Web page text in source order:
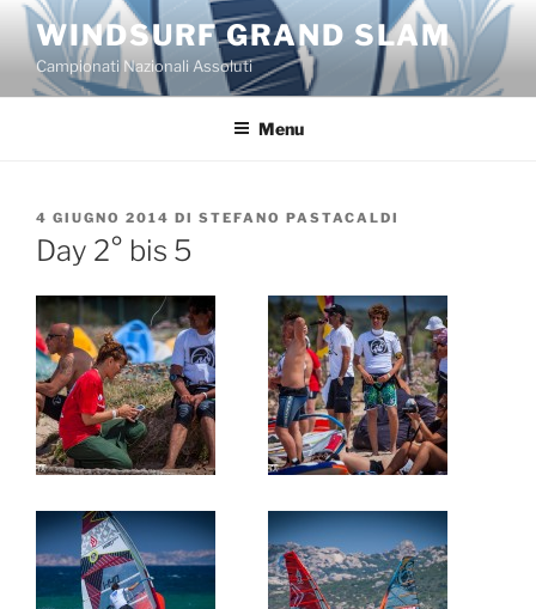
Salta
contenuto
WINDSURF GRAND SLAM
Campionati Nazionali Assoluti
Menu
PUBBLICATO
IL
4 GIUGNO 2014 DI STEFANO PASTACALDI
Day 2° bis 5